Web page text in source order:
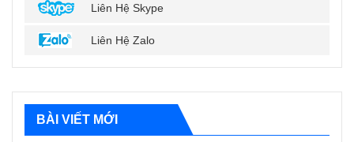
Liên Hệ Skype
Liên Hệ Zalo
BÀI VIẾT MỚI